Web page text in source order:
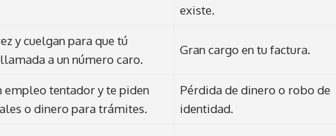
existe.
y cuelgan para que tú
a un número caro.
Gran cargo en tu factura.
empleo tentador y te piden
o dinero para trámites.
Pérdida de dinero o robo de
identidad.